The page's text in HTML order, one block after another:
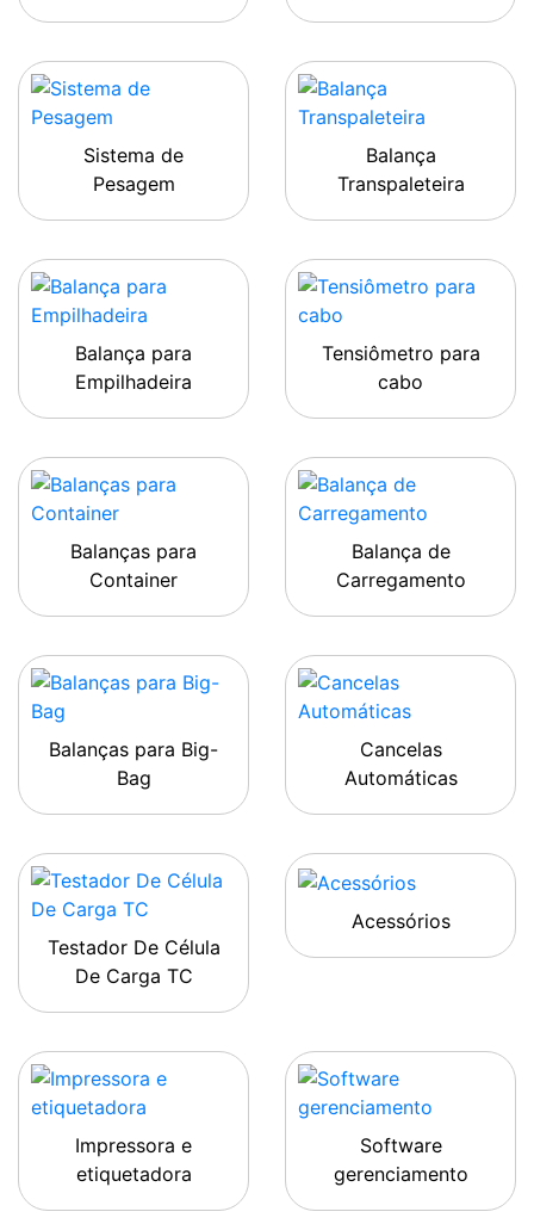
Sistema de
Pesagem
Balança
Transpaleteira
Balança para
Empilhadeira
Tensiômetro para
cabo
Balanças para
Container
Balança de
Carregamento
Balanças para Big-
Bag
Cancelas
Automáticas
Testador De Célula
De Carga TC
Acessórios
Impressora e
etiquetadora
Software
gerenciamento